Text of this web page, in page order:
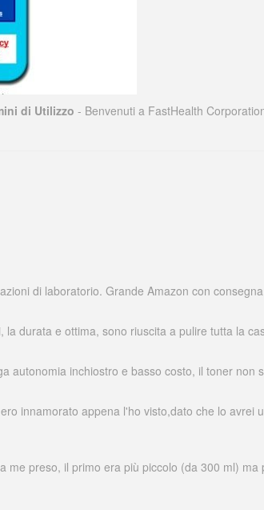
di Utilizzo - Benvenuti a FastHealth
di laboratorio. Grande Amazon con
durata e ottima, sono riuscita a pulire tutta la
autonomia inchiostro e basso costo, il toner non
innamorato appena l'ho visto,dato che lo avrei
preso, il primo era più piccolo (da 300 ml)